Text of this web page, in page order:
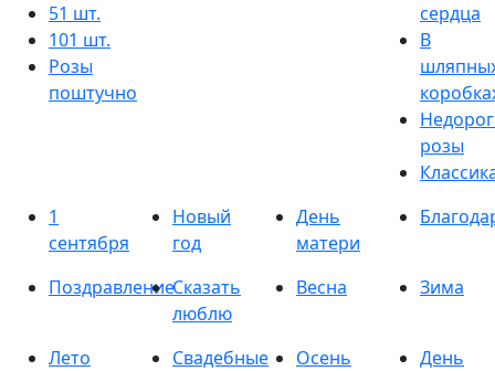
51 шт.
101 шт.
Розы
поштучно
сердца
В
розы
1
сентября
Новый
год
День
матери
ПоздравлениеСказать
люблю
Весна Зима
Лето
Свадебные
Осень
День